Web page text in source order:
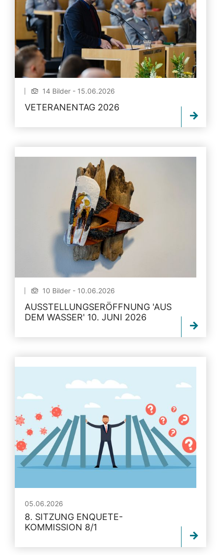
14 Bilder - 15.06.2026
VETERANENTAG 2026
10 Bilder - 10.06.2026
AUSSTELLUNGSERÖFFNUNG 'AUS
DEM WASSER' 10. JUNI 2026
05.06.2026
8. SITZUNG ENQUETE-
KOMMISSION 8/1